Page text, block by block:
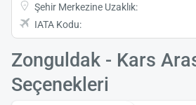
Şehir Merkezine Uzaklık:
IATA Kodu:
Zonguldak - Kars
Seçenekleri